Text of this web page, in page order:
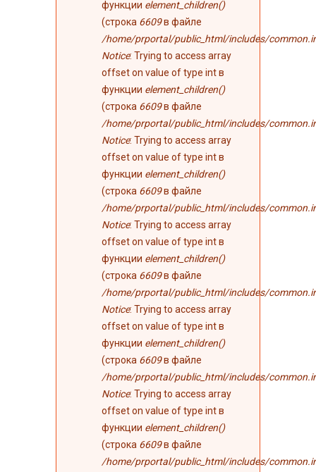
функции element_children()
(строка 6609в файле
/home/prportal/public_html/includes/
Notice: Trying to access array
offset on value of type int в
функции element_children()
(строка 6609в файле
/home/prportal/public_html/includes/
Notice: Trying to access array
offset on value of type int в
функции element_children()
(строка 6609в файле
/home/prportal/public_html/includes/
Notice: Trying to access array
offset on value of type int в
функции element_children()
(строка 6609в файле
/home/prportal/public_html/includes/
Notice: Trying to access array
offset on value of type int в
функции element_children()
(строка 6609в файле
/home/prportal/public_html/includes/
Notice: Trying to access array
offset on value of type int в
функции element_children()
(строка 6609в файле
/home/prportal/public_html/includes/